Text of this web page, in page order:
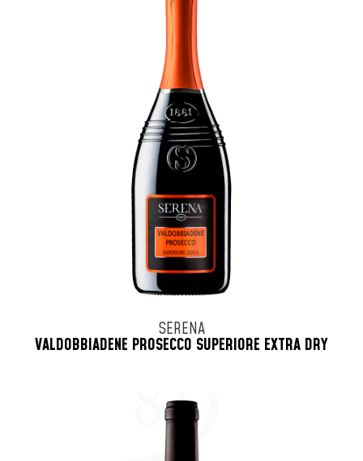
SERENA
VALDOBBIADENE PROSECCO SUPERIORE EXTRA DRY